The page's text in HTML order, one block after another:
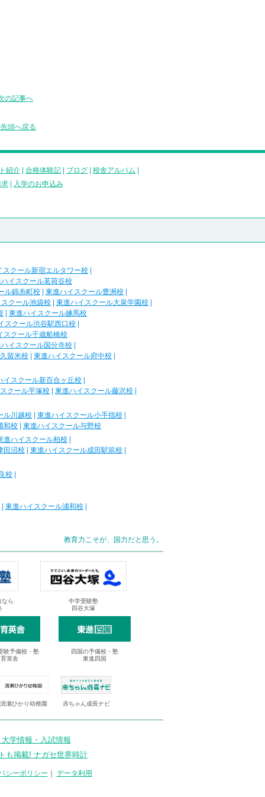
の記事へ
頭へ戻る
紹介 合格体験記 ブログ 校舎アルバム
|
入学のお申込み
スクール新宿エルタワー校
イスクール茗荷谷校
ル錦糸町校 東進ハイスクール豊洲校
クール池袋校 東進ハイスクール大泉学園校
東進ハイスクール練馬校
スクール渋谷駅西口校
スクール千歳船橋校
イスクール国分寺校
留米校 東進ハイスクール府中校
イスクール新百合ヶ丘校
クール平塚校 東進ハイスクール藤沢校
ル川越校 東進ハイスクール小手指校
和校
東進ハイスクール与野校
進ハイスクール柏校
田沼校 東進ハイスクール成田駅前校
校
東進ハイスクール浦和校
教育力こそが、国力だと思う。
なら
中学受験塾
四谷大塚
験予備校・塾
英舎
四国の予備校・塾
東進四国
清瀬ひかり幼稚園 赤ちゃん成長ナビ
学情報・入試情報
も掲載! ナガセ世界時計
シーポリシー データ利用